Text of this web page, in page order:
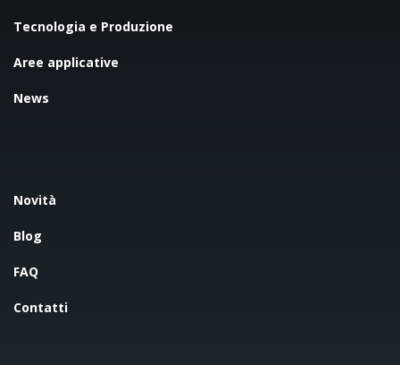
Tecnologia e Produzione
Aree applicative
News
Novità
Blog
FAQ
Contatti